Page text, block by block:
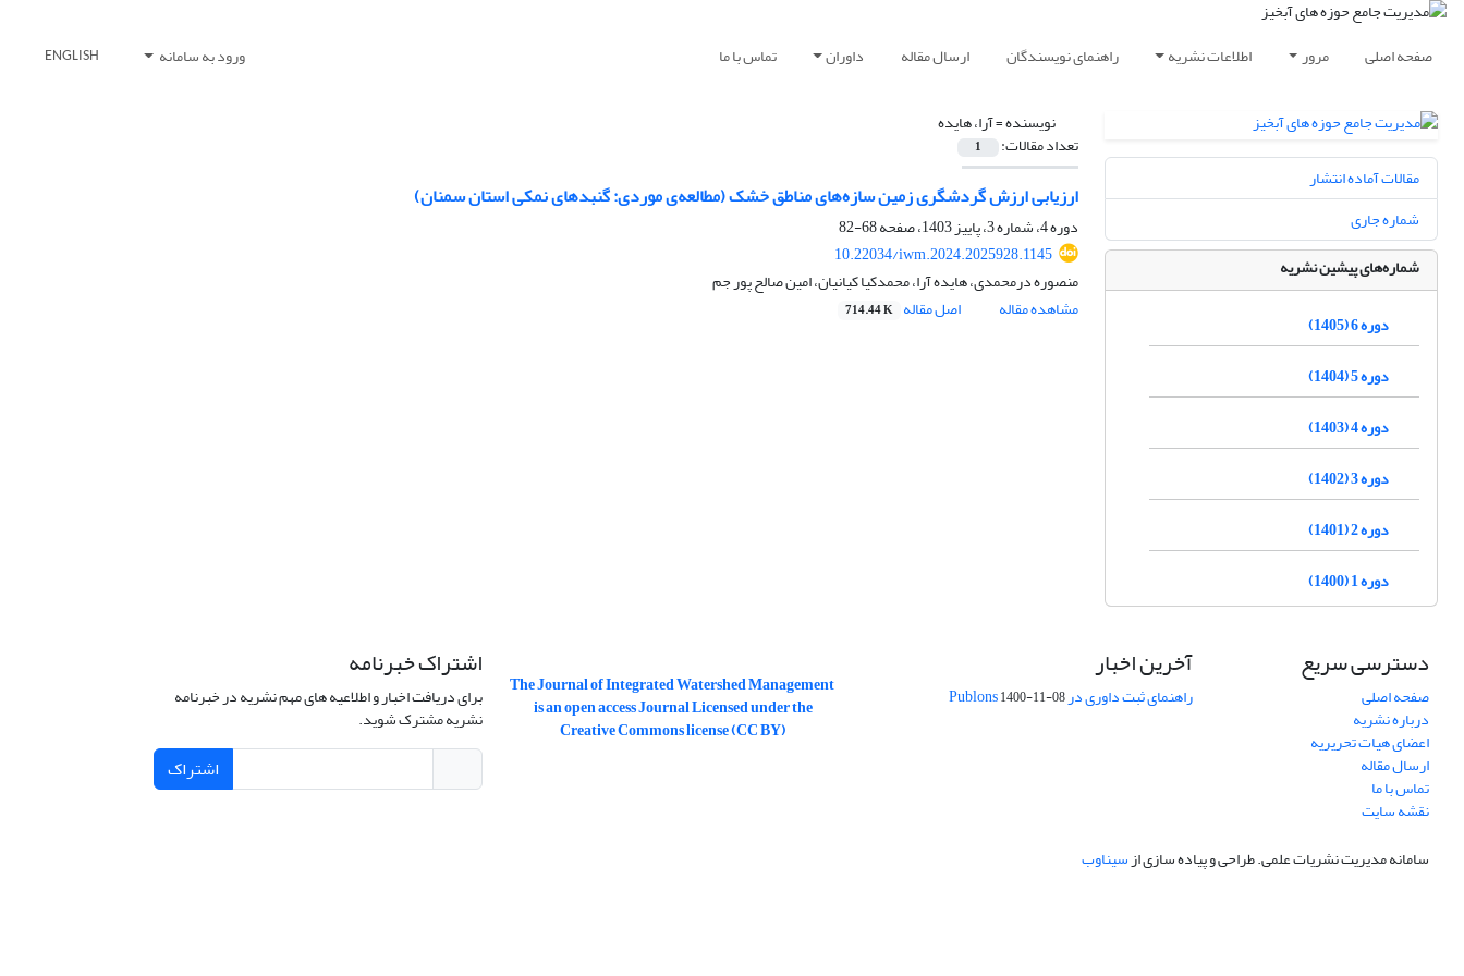
صفحه اصلی مرور اطلاعات نشریه راهنمای نویسندگان ارسال مقاله داوران تماس با ما ورود به سامانه ENGLISH
نویسنده =آرا، هایده
تعداد مقالات: 1
ارزیابی ارزش گردشگری زمین سازه‌های مناطق خشک (مطالعه‌ی موردی: گنبدهای نمکی استان سمنان)
دوره 4، شماره 3، پاییز 1403، صفحه
68-82
10.22034/iwm.2024.2025928.1145
منصوره درمحمدی، هایده آرا، محمدکیا کیانیان، امین صالح پور جم
مشاهده مقاله
اصل مقاله 714.44 K
مقالات آماده انتشار
شماره جاری
شماره‌های پیشین نشریه
دوره 6 (1405)
دوره 5 (1404)
دوره 4 (1403)
دوره 3 (1402)
دوره 2 (1401)
دوره 1 (1400)
دسترسی سریع
صفحه اصلی
درباره نشریه
اعضای هیات تحریریه
ارسال مقاله
تماس با ما
نقشه سایت
آخرین اخبار
راهنمای ثبت داوری در Publons1400-11-08
The Journal of Integrated Watershed Management
is an open access Journal Licensed under the
Creative Commons license (CC BY)
اشتراک خبرنامه
برای دریافت اخبار و اطلاعیه های مهم نشریه در خبرنامه
نشریه مشترک شوید.
اشتراک
سامانه مدیریت نشریات علمی.طراحی و پیاده سازی ازسیناوب